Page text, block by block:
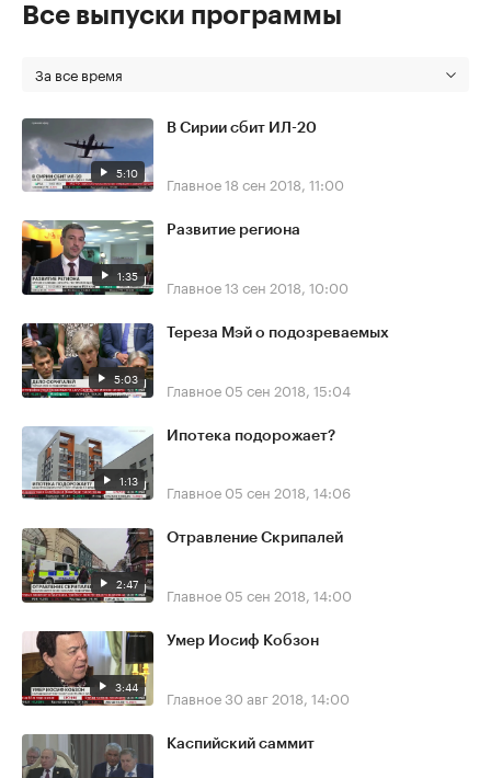
Все выпуски программы
За все время
5:10
В Сирии сбит ИЛ-20
Главное18 сен 2018, 11:00
1:35
Развитие региона
Главное13 сен 2018, 10:00
5:03
Тереза Мэй о подозреваемых
Главное 05 сен 2018, 15:04
1:13
Ипотека подорожает?
Главное 05 сен 2018, 14:06
2:47
Отравление Скрипалей
Главное 05 сен 2018, 14:00
3:44
Умер Иосиф Кобзон
Главное30 авг 2018, 14:00
Каспийский саммит